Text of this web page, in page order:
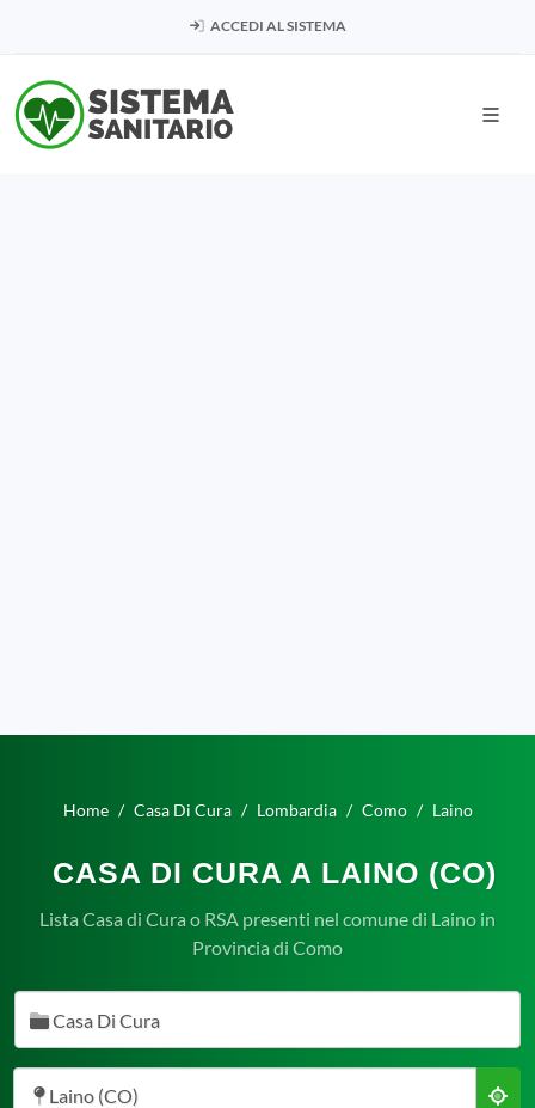
ACCEDI AL SISTEMA
Home Casa Di Cura Lombardia Como Laino
CASA DI CURA A LAINO (CO)
Lista Casa di Cura o RSA presenti nel comune di Laino in
Provincia di Como
Casa Di Cura
Laino (CO)